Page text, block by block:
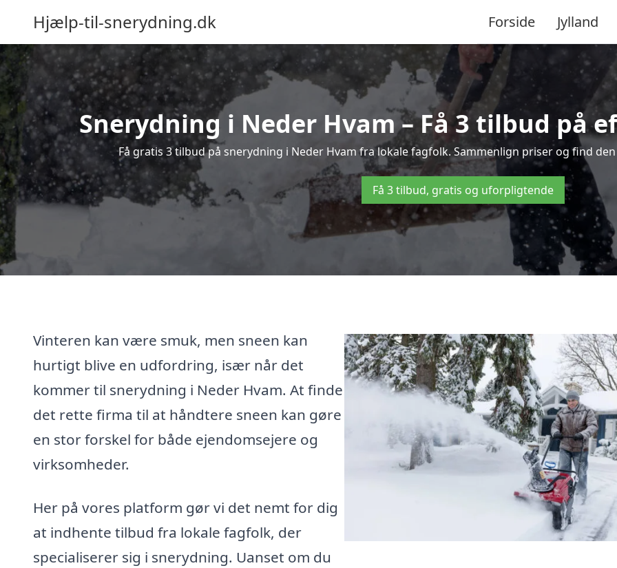
Hjælp-til-snerydning.dk Forside Jylland
Snerydning i Neder Hvam – Få 3 tilbud på
Få gratis 3 tilbud på snerydning i Neder Hvam fra lokale fagfolk. Sammenlign priser og find
Få 3 tilbud, gratis og uforpligtende
Vinteren kan være smuk, men sneen kan
hurtigt blive en udfordring, især når det
kommer til snerydning i Neder Hvam. At finde
det rette firma til at håndtere sneen kan gøre
en stor forskel for både ejendomsejere og
virksomheder.
Her på vores platform gør vi det nemt for dig
at indhente tilbud fra lokale fagfolk, der
specialiserer sig i snerydning. Uanset om du